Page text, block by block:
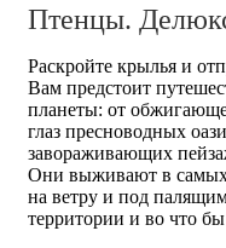
Птенцы.
Раскройте крылья и
Вам предстоит
планеты: от
глаз пресноводных
завораживающих
Они выживают в самых
на ветру и под
территории и во что